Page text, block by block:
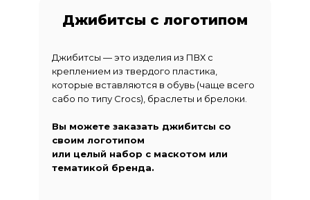
Джибитсы — это изделия из ПВХ с
креплением из твердого пластика,
которые вставляются в обувь (чаще всего
сабо по типу Crocs), браслеты и брелоки.
Вы можете заказать джибитсы со
своим логотипом
или целый набор с маскотом или
тематикой бренда.
Джибитсы с логотипом